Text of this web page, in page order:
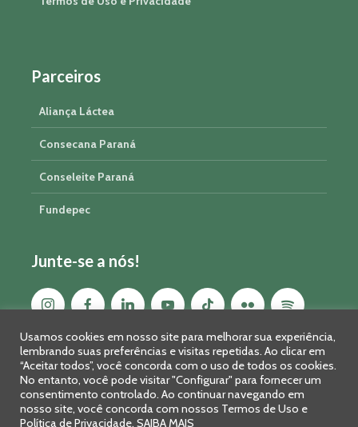
Parceiros
Aliança Láctea
Consecana Paraná
Conseleite Paraná
Fundepec
Junte-se a nós!
Sistema FAEP/SENAR-PR © 2026 · R. Marechal Deodoro, 450, 14º
Usamos cookies em nosso site para melhorar sua experiência,
lembrando suas preferências e visitas repetidas. Ao clicar em
“Aceitar todos”, você concorda com o uso de todos os cookies.
No entanto, você pode visitar "Configurar" para fornecer um
consentimento controlado. Ao continuar navegando em
nosso site, você concorda com nossos Termos de Uso e
Política de Privacidade. SAIBA MAIS